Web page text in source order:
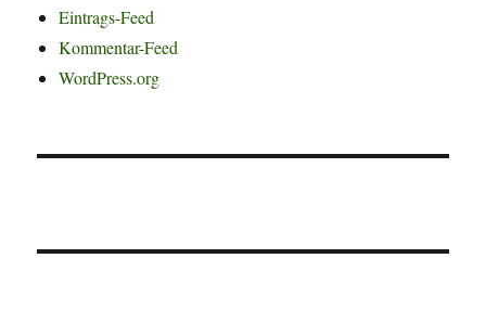
Eintrags-Feed
Kommentar-Feed
WordPress.org